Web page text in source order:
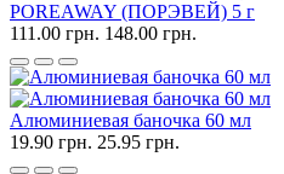
POREAWAY (ПОРЭВЕЙ) 5 г
111.00 грн. 148.00 грн.
Алюминиевая баночка 60 мл
19.90 грн. 25.95 грн.